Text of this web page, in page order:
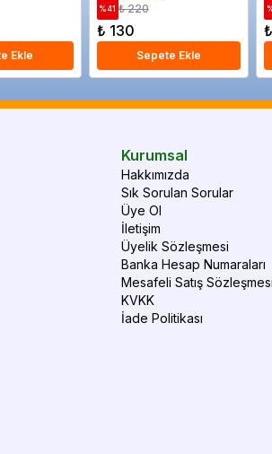
Ekle
%41 ₺ 220
₺ 130
Sepete Ekle
Kurumsal
Hakkımızda
Sık Sorulan Sorular
Üye Ol
İletişim
Üyelik Sözleşmesi
Banka Hesap Numaraları
Mesafeli Satış Sözleşmesi
KVKK
İade Politikası